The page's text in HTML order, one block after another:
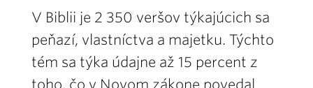
V Biblii je 2 350 veršov týkajúcich sa
peňazí, vlastníctva a majetku. Týchto
tém sa týka údajne až 15 percent z
toho, čo v Novom zákone povedal